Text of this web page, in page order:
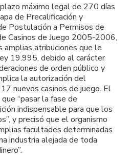
máximo legal de 270 días
de Precalificación y
Postulación a Permisos de
Casinos de Juego 2005-2006,
amplias atribuciones que le
19.995, debido al carácter
de orden público y
la autorización del
nuevos casinos de juego. El
“pasar la fase de
indispensable para que los
y precisó que el organismo
facultades determinadas
industria alejada de toda